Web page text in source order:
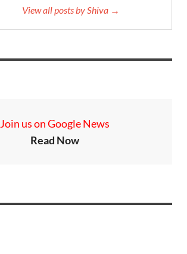
View all posts by Shiva →
Join us on Google News
Read Now